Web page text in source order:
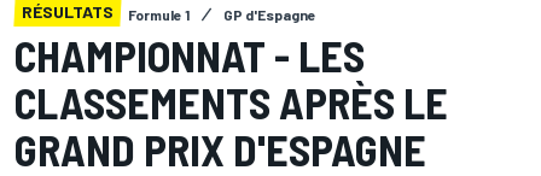
RÉSULTATS Formule 1 GP d'Espagne
CHAMPIONNAT - LES
CLASSEMENTS APRÈS LE
GRAND PRIX D'ESPAGNE